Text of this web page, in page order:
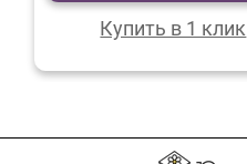
Купить в 1 клик